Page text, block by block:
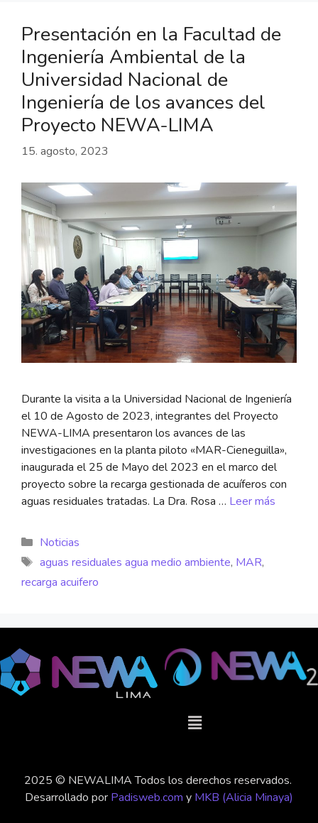
Presentación en la Facultad de
Ingeniería Ambiental de la
Universidad Nacional de
Ingeniería de los avances del
Proyecto NEWA-LIMA
15. agosto, 2023
Durante la visita a la Universidad Nacional de Ingeniería
el 10 de Agosto de 2023, integrantes del Proyecto
NEWA-LIMA presentaron los avances de las
investigaciones en la planta piloto «MAR-Cieneguilla»,
inaugurada el 25 de Mayo del 2023 en el marco del
proyecto sobre la recarga gestionada de acuíferos con
aguas residuales tratadas. La Dra. Rosa … Leer más
Noticias
aguas residuales agua medio ambiente, MAR,
recarga acuifero
2025 © NEWALIMA Todos los derechos reservados.
Desarrollado por Padisweb.com y MKB (Alicia Minaya)